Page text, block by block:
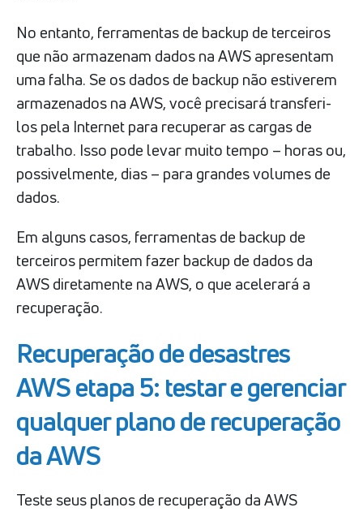
No entanto, ferramentas de backup de terceiros
que não armazenam dados na AWS apresentam
uma falha. Se os dados de backup não estiverem
armazenados na AWS, você precisará transferi-
los pela Internet para recuperar as cargas de
trabalho. Isso pode levar muito tempo – horas ou,
possivelmente, dias – para grandes volumes de
dados.
Em alguns casos, ferramentas de backup de
terceiros permitem fazer backup de dados da
AWS diretamente na AWS, o que acelerará a
recuperação.
Recuperação de desastres
AWS etapa 5: testar e gerenciar
qualquer plano de recuperação
da AWS
Teste seus planos de recuperação da AWS